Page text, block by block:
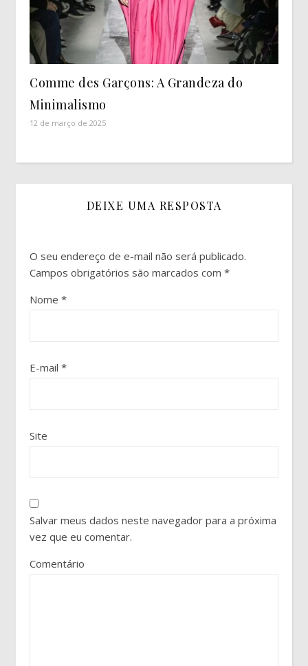
Comme des Garçons: A Grandeza do
Minimalismo
12 de março de 2025
DEIXE UMA RESPOSTA
O seu endereço de e-mail não será publicado.
Campos obrigatórios são marcados com *
Nome *
E-mail *
Site
Salvar meus dados neste navegador para a próxima
vez que eu comentar.
Comentário